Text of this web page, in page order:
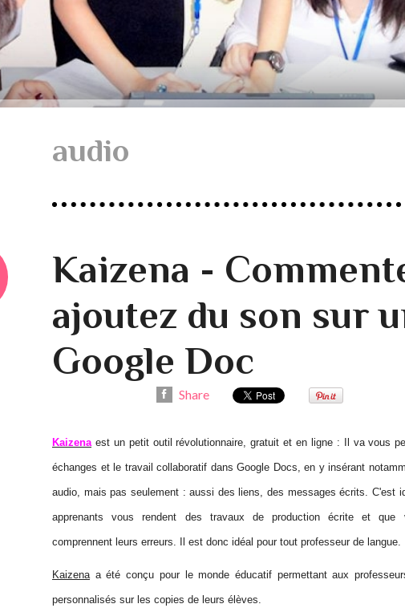
audio
Kaizena -
ajoutez du son sur
Google Doc
Share
Kaizena est un petit outil révolutionnaire, gratuit et en ligne : Il va vous
échanges et le travail collaboratif dans Google Docs, en y insérant
audio, mais pas seulement : aussi des liens, des messages écrits. C'est
apprenants vous rendent des travaux de production écrite et que
comprennent leurs erreurs. Il est donc idéal pour tout professeur de langue.
Kaizena a été conçu pour le monde éducatif permettant aux
personnalisés sur les copies de leurs élèves.